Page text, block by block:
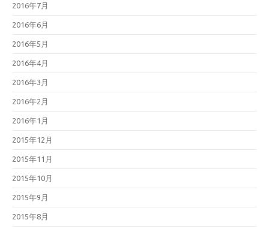
2016年7月
2016年6月
2016年5月
2016年4月
2016年3月
2016年2月
2016年1月
2015年12月
2015年11月
2015年10月
2015年9月
2015年8月